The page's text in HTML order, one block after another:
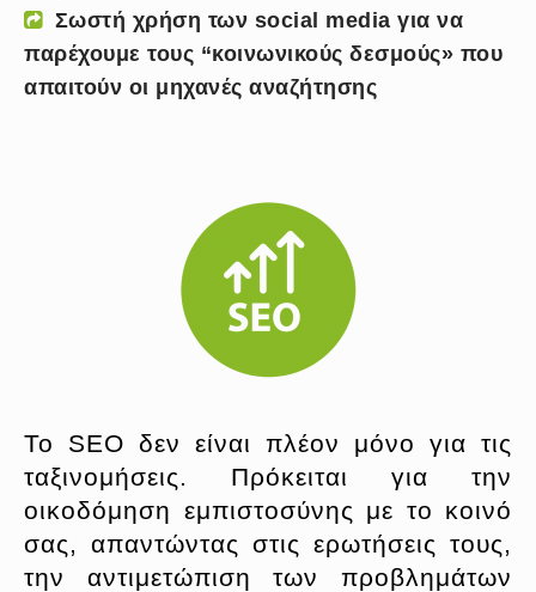
Σωστή χρήση των social media για να
παρέχουμε τους “κοινωνικούς δεσμούς» που
απαιτούν οι μηχανές αναζήτησης
Το SEO δεν είναι πλέον μόνο για τις
ταξινομήσεις. Πρόκειται για την
οικοδόμηση εμπιστοσύνης με το κοινό
σας, απαντώντας στις ερωτήσεις τους,
την αντιμετώπιση των προβλημάτων